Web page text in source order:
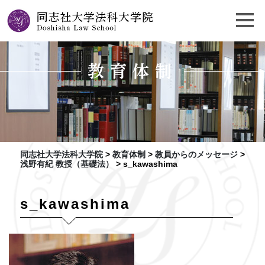
教育体制
同志社大学法科大学院> 教育体制 > 教員からのメッセージ>
浅野有紀 教授（基礎法）
> s_kawashima
s_kawashima